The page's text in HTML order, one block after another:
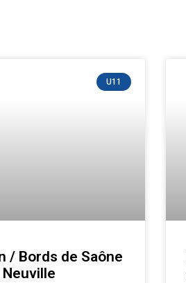
U11
/ Bords de Saône